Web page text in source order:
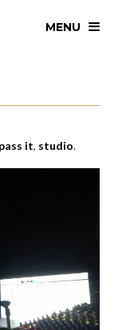
MENU
it, studio.